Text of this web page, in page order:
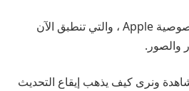
يتبع ذلك رابطًا لسياسة خصوصية Apple ، والتي تنطبق الآن
والصور.
ونرى كيف يذهب إيقاع التحديث